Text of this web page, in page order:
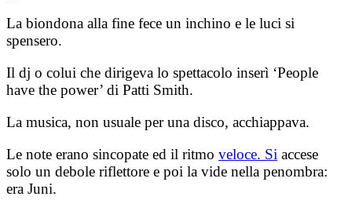
La biondona alla fine fece un inchino e le luci si
spensero.
Il dj o colui che dirigeva lo spettacolo inserì ‘People
have the power’ di Patti Smith.
La musica, non usuale per una disco, acchiappava.
Le note erano sincopate ed il ritmo veloce. Si accese
solo un debole riflettore e poi la vide nella penombra:
era Juni.